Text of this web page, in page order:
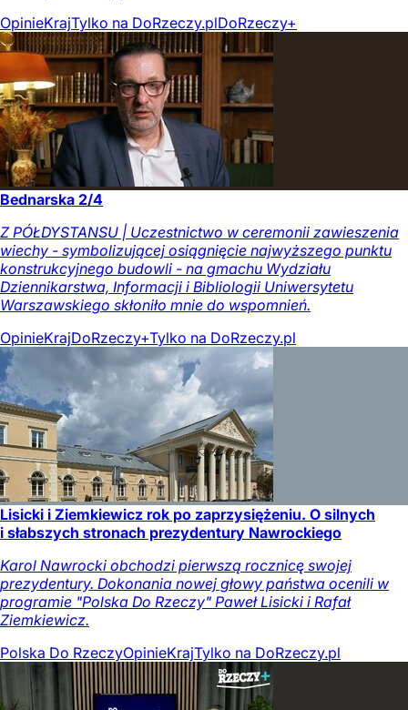
OpinieKrajTylko na DoRzeczy.plDoRzeczy+
Bednarska 2/4
Z PÓŁDYSTANSU | Uczestnictwo w ceremonii zawieszenia
wiechy - symbolizującej osiągnięcie najwyższego punktu
konstrukcyjnego budowli - na gmachu Wydziału
Dziennikarstwa, Informacji i Bibliologii Uniwersytetu
Warszawskiego skłoniło mnie do wspomnień.
OpinieKrajDoRzeczy+Tylko na DoRzeczy.pl
Lisicki i Ziemkiewicz rok po zaprzysiężeniu. O silnych
i słabszych stronach prezydentury Nawrockiego
Karol Nawrocki obchodzi pierwszą rocznicę swojej
prezydentury. Dokonania nowej głowy państwa ocenili w
programie "Polska Do Rzeczy" Paweł Lisicki i Rafał
Ziemkiewicz.
Polska Do RzeczyOpinieKrajTylko na DoRzeczy.pl